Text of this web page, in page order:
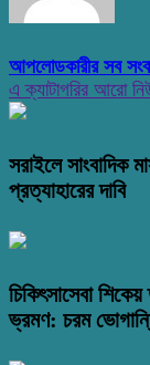
আপলোডকারীর সব
এ ক্যাটাগরির আরো
সরাইলে সাংবাদিক
প্রত্যাহারের দাবি
চিকিৎসাসেবা
ভ্রমণ: চরম